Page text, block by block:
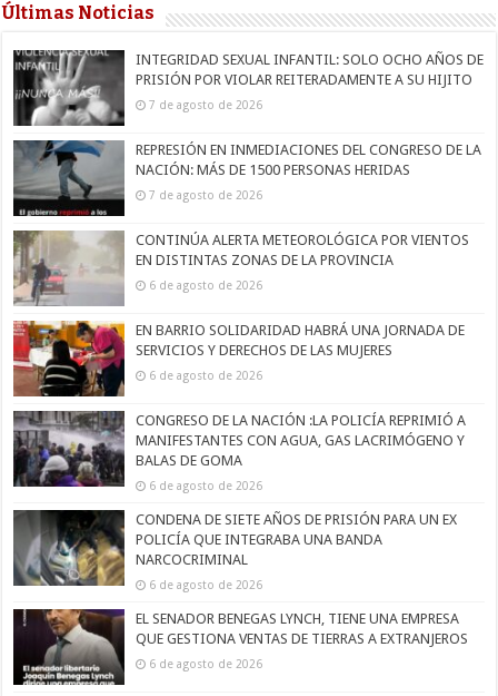
Últimas Noticias
INTEGRIDAD SEXUAL INFANTIL: SOLO OCHO AÑOS DE
PRISIÓN POR VIOLAR REITERADAMENTE A SU HIJITO
7 de agosto de 2026
REPRESIÓN EN INMEDIACIONES DEL CONGRESO DE LA
NACIÓN: MÁS DE 1500 PERSONAS HERIDAS
7 de agosto de 2026
CONTINÚA ALERTA METEOROLÓGICA POR VIENTOS
EN DISTINTAS ZONAS DE LA PROVINCIA
6 de agosto de 2026
EN BARRIO SOLIDARIDAD HABRÁ UNA JORNADA DE
SERVICIOS Y DERECHOS DE LAS MUJERES
6 de agosto de 2026
CONGRESO DE LA NACIÓN :LA POLICÍA REPRIMIÓ A
MANIFESTANTES CON AGUA, GAS LACRIMÓGENO Y
BALAS DE GOMA
6 de agosto de 2026
CONDENA DE SIETE AÑOS DE PRISIÓN PARA UN EX
POLICÍA QUE INTEGRABA UNA BANDA
NARCOCRIMINAL
6 de agosto de 2026
EL SENADOR BENEGAS LYNCH, TIENE UNA EMPRESA
QUE GESTIONA VENTAS DE TIERRAS A EXTRANJEROS
6 de agosto de 2026